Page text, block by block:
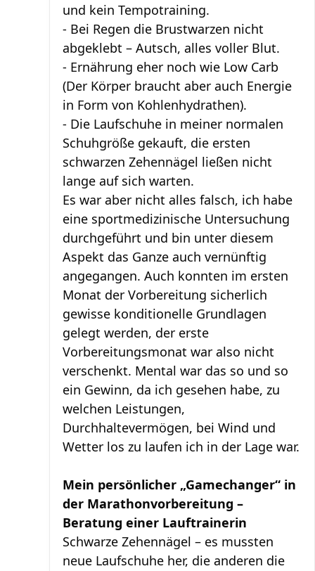
und kein Tempotraining.
- Bei Regen die Brustwarzen nicht
abgeklebt – Autsch, alles voller Blut.
- Ernährung eher noch wie Low Carb
(Der Körper braucht aber auch Energie
in Form von Kohlenhydrathen).
- Die Laufschuhe in meiner normalen
Schuhgröße gekauft, die ersten
schwarzen Zehennägel ließen nicht
lange auf sich warten.
Es war aber nicht alles falsch, ich habe
eine sportmedizinische Untersuchung
durchgeführt und bin unter diesem
Aspekt das Ganze auch vernünftig
angegangen. Auch konnten im ersten
Monat der Vorbereitung sicherlich
gewisse konditionelle Grundlagen
gelegt werden, der erste
Vorbereitungsmonat war also nicht
verschenkt. Mental war das so und so
ein Gewinn, da ich gesehen habe, zu
welchen Leistungen,
Durchhaltevermögen, bei Wind und
Wetter los zu laufen ich in der Lage war.
Mein persönlicher „Gamechanger“ in
der Marathonvorbereitung –
Beratung einer Lauftrainerin
Schwarze Zehennägel – es mussten
neue Laufschuhe her, die anderen die